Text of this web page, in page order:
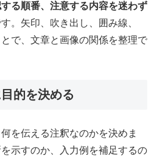
る順番、注意する内容を迷わず
。矢印、吹き出し、囲み線、
で、文章と画像の関係を整理で
的を決める
を伝える注釈なのかを決めま
示すのか、入力例を補足するの